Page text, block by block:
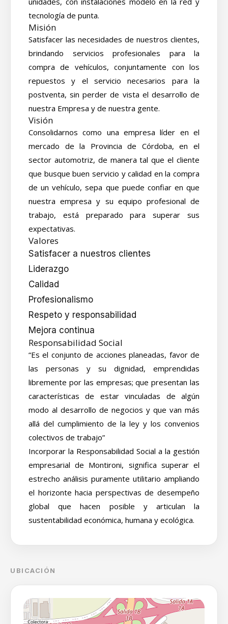
tecnología de punta.
Misión
Satisfacer las necesidades de nuestros clientes,
brindando servicios profesionales para la
compra de vehículos, conjuntamente con los
repuestos y el servicio necesarios para la
postventa, sin perder de vista el desarrollo de
nuestra Empresa y de nuestra gente.
Visión
Consolidarnos como una empresa líder en el
mercado de la Provincia de Córdoba, en el
sector automotriz, de manera tal que el cliente
que busque buen servicio y calidad en la compra
de un vehículo, sepa que puede confiar en que
nuestra empresa y su equipo profesional de
trabajo, está preparado para superar sus
expectativas.
Valores
Satisfacer a nuestros clientes
Liderazgo
Calidad
Profesionalismo
Respeto y responsabilidad
Mejora continua
Responsabilidad Social
“Es el conjunto de acciones planeadas, favor de
las personas y su dignidad, emprendidas
libremente por las empresas; que presentan las
características de estar vinculadas de algún
modo al desarrollo de negocios y que van más
allá del cumplimiento de la ley y los convenios
colectivos de trabajo”
Incorporar la Responsabilidad Social a la gestión
empresarial de Montironi, significa superar el
estrecho análisis puramente utilitario ampliando
el horizonte hacia perspectivas de desempeño
global que hacen posible y articulan la
sustentabilidad económica, humana y ecológica.
UBICACIÓN